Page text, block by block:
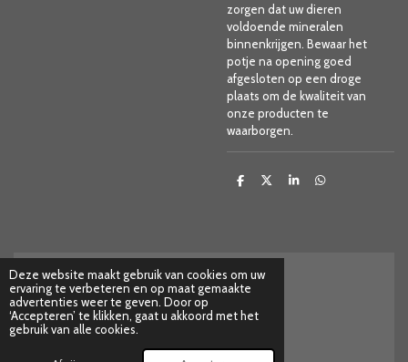
Deze website maakt gebruik van cookies om uw
ervaring te verbeteren en op maat gemaakte
advertenties weer te geven. Door op
‘Accepteren’ te klikken, gaat u akkoord met het
gebruik van alle cookies.
zorgen dat uw dieren
voldoende mineralen
binnenkrijgen. Bewaar het
potje na opening goed
afgesloten op een droge
plaats om de kwaliteit van
onze producten te
waarborgen.
D
D
S
D
Herroepings formulier
© 2025 - 2026 House of Shrimps
Powered byJouwWeb